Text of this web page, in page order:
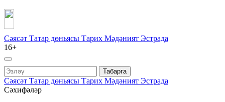
Сәясәт Татар дөньясы Тарих Мәдәният Эстрада
16+
Табарга
Сәясәт Татар дөньясы Тарих Мәдәният Эстрада
Сәхифәләр